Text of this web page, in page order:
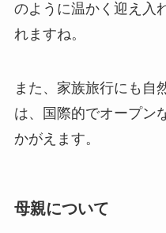
のように温かく迎え入
れますね。
また、家族旅行にも自
は、国際的でオープン
かがえます。
母親について